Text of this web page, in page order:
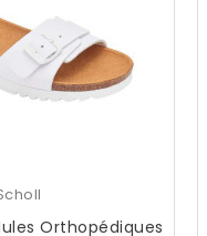
Orthopédiques